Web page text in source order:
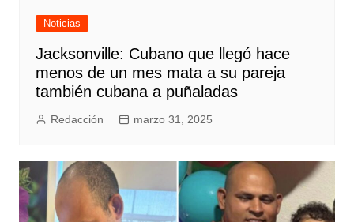
Noticias
Jacksonville: Cubano que llegó hace
menos de un mes mata a su pareja
también cubana a puñaladas
Redacción marzo 31, 2025